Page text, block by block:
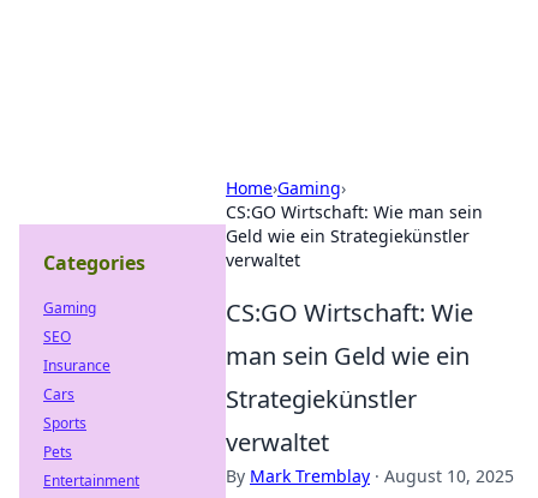
Home›Gaming›
CS:GO Wirtschaft: Wie man sein
Geld wie ein Strategiekünstler
verwaltet
CS:GO Wirtschaft: Wie
man sein Geld wie ein
Strategiekünstler
verwaltet
By Mark Tremblay · August 10, 2025
Categories
Gaming
SEO
Insurance
Cars
Sports
Pets
Entertainment